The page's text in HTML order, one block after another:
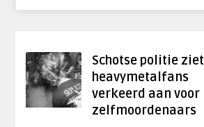
Schotse politie ziet
heavymetalfans
verkeerd aan voor
zelfmoordenaars